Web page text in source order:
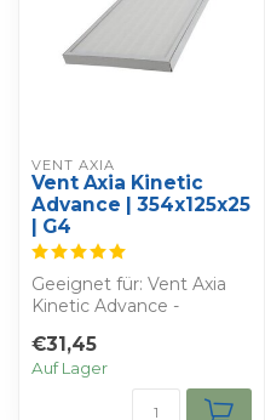
VENT AXIA
Vent Axia Kinetic
Advance | 354x125x25
| G4
Geeignet für: Vent Axia
Kinetic Advance -
eigenen Rabatt - S...
€31,45
Auf Lager